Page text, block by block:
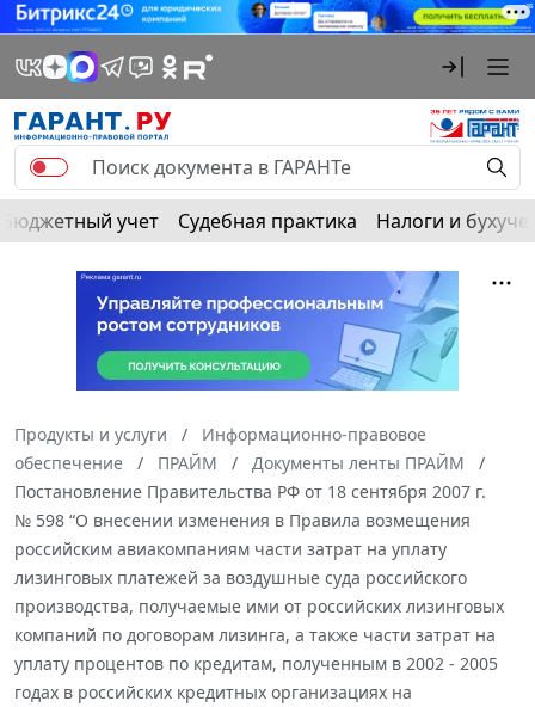
Бюджетный учет Судебная практика Налоги и
Продукты и услуги
Информационно-правовое
обеспечение
ПРАЙМ
Документы ленты ПРАЙМ
Постановление Правительства РФ от 18 сентября 2007 г.
№ 598 “О внесении изменения в Правила возмещения
российским авиакомпаниям части затрат на уплату
лизинговых платежей за воздушные суда российского
производства, получаемые ими от российских лизинговых
компаний по договорам лизинга, а также части затрат на
уплату процентов по кредитам, полученным в 2002 - 2005
годах в российских кредитных организациях на